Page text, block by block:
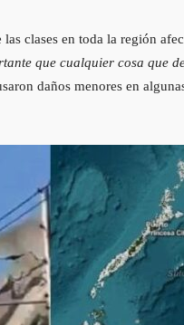
clases en toda la región
que cualquier cosa que
daños menores en